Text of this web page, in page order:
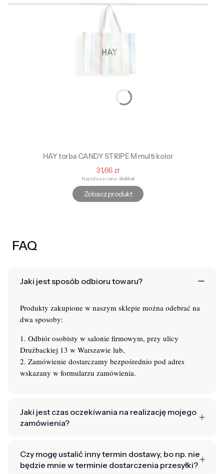
HAY torba CANDY STRIPE M multi kolor
Cena promocyjna
31,66 zł
Najniższa cena: 31,63 zł
Zobacz produkt
FAQ
Jaki jest sposób odbioru towaru?
Produkty zakupione w naszym sklepie można odebrać na
dwa sposoby:
1. Odbiór osobisty w salonie firmowym, przy ulicy
Drużbackiej 13 w Warszawie lub,
2. Zamówienie dostarczamy bezpośrednio pod adres
wskazany w formularzu zamówienia.
Jaki jest czas oczekiwania na realizację mojego
zamówienia?
Czy mogę ustalić inny termin dostawy, bo np. nie
będzie mnie w terminie dostarczenia przesyłki?